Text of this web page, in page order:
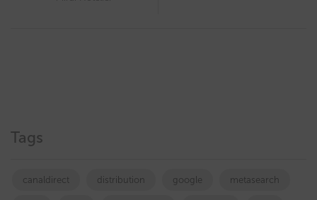
Tags
canaldirect distribution google metasearch